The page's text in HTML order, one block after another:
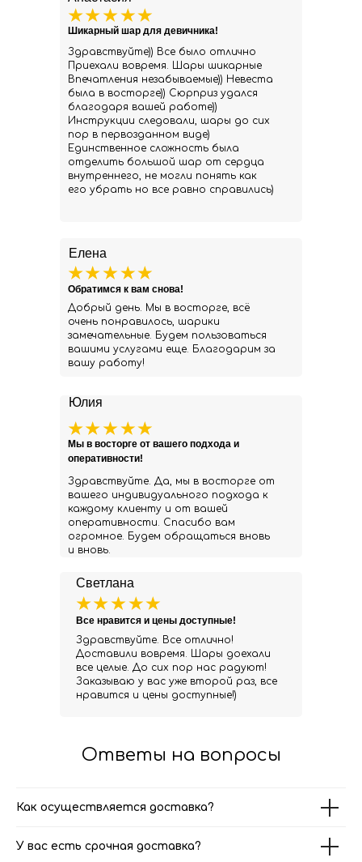
Юлия
Здравствуйте. Да, мы в восторге от
вашего индивидуального подхода к
каждому клиенту и от вашей
оперативности. Спасибо вам
огромное. Будем обращаться вновь
и вновь.
Мы в восторге от вашего подхода и
оперативности!
Светлана
Здравствуйте. Все отлично!
Доставили вовремя. Шары доехали
все целые. До сих пор нас радуют!
Заказываю у вас уже второй раз, все
нравится и цены доступные!)
Все нравится и цены доступные!
Елена
Добрый день. Мы в восторге, всё
очень понравилось, шарики
замечательные. Будем пользоваться
вашими услугами еще. Благодарим за
вашу работу!
Обратимся к вам снова!
Здравствуйте)) Все было отлично
Приехали вовремя. Шары шикарные
Впечатления незабываемые)) Невеста
была в восторге)) Сюрприз удался
благодаря вашей работе))
Инструкции следовали, шары до сих
пор в первозданном виде)
Единственное сложность была
отделить большой шар от сердца
внутреннего, не могли понять как
его убрать но все равно справились)
Шикарный шар для девичника!
Ответы на вопросы
Как осуществляется доставка?
У вас есть срочная доставка?